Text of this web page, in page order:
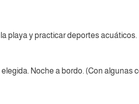
playa y practicar deportes acuáticos.
Noche a bordo. (Con